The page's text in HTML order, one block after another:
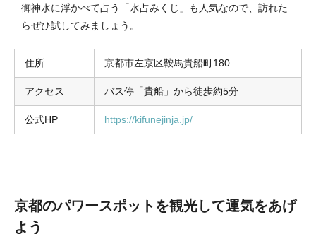
御神水に浮かべて占う「水占みくじ」も人気なので、訪れた
らぜひ試してみましょう。
住所 京都市左京区鞍馬貴船町180
アクセス バス停「貴船」から徒歩約5分
公式HP https://kifunejinja.jp/
京都のパワースポットを観光して運気をあげ
よう